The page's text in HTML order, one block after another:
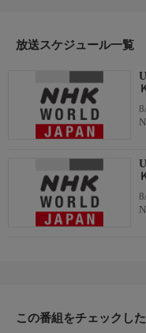
放送スケジュール一覧
この番組をチェックし